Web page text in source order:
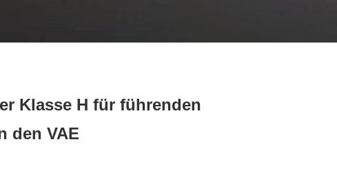
Klasse H für führenden
den VAE